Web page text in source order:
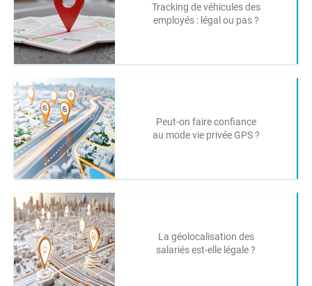
Tracking de véhicules des
employés : légal ou pas ?
Peut-on faire confiance
au mode vie privée GPS ?
La géolocalisation des
salariés est-elle légale ?